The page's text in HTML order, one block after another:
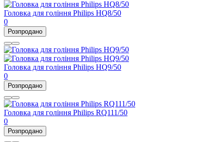
Головка для гоління Philips HQ8/50
0
Розпродано
Головка для гоління Philips HQ9/50
0
Розпродано
Головка для гоління Philips RQ111/50
0
Розпродано